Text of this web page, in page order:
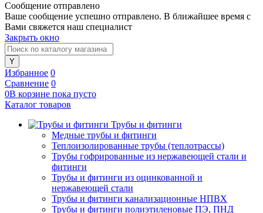
Сообщение отправлено
Ваше сообщение успешно отправлено. В ближайшее время с
Вами свяжется наш специалист
Закрыть окно
Избранное 0
Сравнение 0
0В корзине пока пусто
Каталог товаров
Трубы и фитинги
Медные трубы и фитинги
Теплоизолированные трубы (теплотрассы)
Трубы гофрированные из нержавеющей стали и
фитинги
Трубы и фитинги из оцинкованной и
нержавеющей стали
Трубы и фитинги канализационные НПВХ
Трубы и фитинги полиэтиленовые ПЭ, ПНД